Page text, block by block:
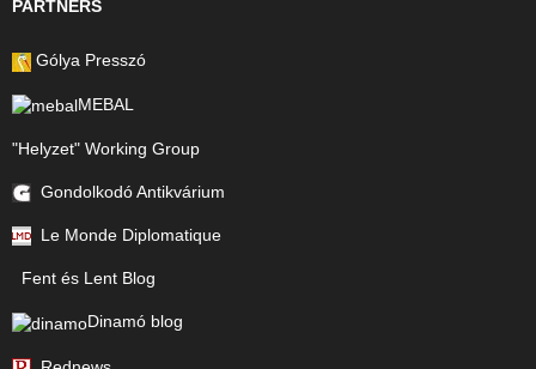
PARTNERS
Gólya Presszó
MEBAL
"Helyzet" Working Group
Gondolkodó Antikvárium
Le Monde Diplomatique
Fent és Lent Blog
Dinamó blog